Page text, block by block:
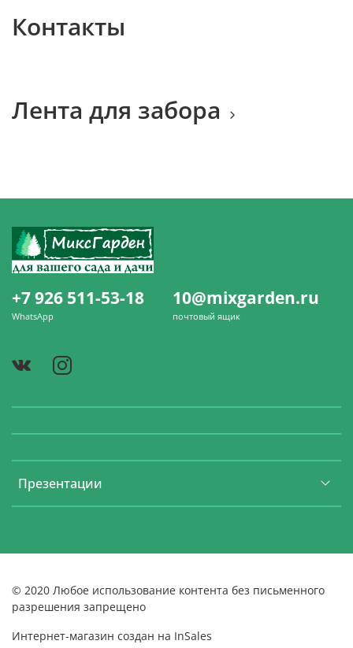
Контакты
Лента для забора
Презентации
+7 926 511-53-18
WhatsApp
10@mixgarden.ru
почтовый ящик
© 2020 Любое использование контента без письменного
разрешения запрещено
Интернет-магазин создан на InSales